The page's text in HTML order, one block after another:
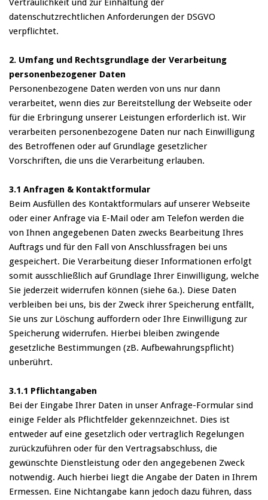
Vertraulichkeit und zur Einhaltung der
datenschutzrechtlichen Anforderungen der DSGVO
verpflichtet.
2. Umfang und Rechtsgrundlage der Verarbeitung
personenbezogener Daten
Personenbezogene Daten werden von uns nur dann
verarbeitet, wenn dies zur Bereitstellung der Webseite oder
für die Erbringung unserer Leistungen erforderlich ist. Wir
verarbeiten personenbezogene Daten nur nach Einwilligung
des Betroffenen oder auf Grundlage gesetzlicher
Vorschriften, die uns die Verarbeitung erlauben.
3.1 Anfragen & Kontaktformular
Beim Ausfüllen des Kontaktformulars auf unserer Webseite
oder einer Anfrage via E-Mail oder am Telefon werden die
von Ihnen angegebenen Daten zwecks Bearbeitung Ihres
Auftrags und für den Fall von Anschlussfragen bei uns
gespeichert. Die Verarbeitung dieser Informationen erfolgt
somit ausschließlich auf Grundlage Ihrer Einwilligung, welche
Sie jederzeit widerrufen können (siehe 6a.). Diese Daten
verbleiben bei uns, bis der Zweck ihrer Speicherung entfällt,
Sie uns zur Löschung auffordern oder Ihre Einwilligung zur
Speicherung widerrufen. Hierbei bleiben zwingende
gesetzliche Bestimmungen (zB. Aufbewahrungspflicht)
unberührt.
3.1.1 Pflichtangaben
Bei der Eingabe Ihrer Daten in unser Anfrage-Formular sind
einige Felder als Pflichtfelder gekennzeichnet. Dies ist
entweder auf eine gesetzlich oder vertraglich Regelungen
zurückzuführen oder für den Vertragsabschluss, die
gewünschte Dienstleistung oder den angegebenen Zweck
notwendig. Auch hierbei liegt die Angabe der Daten in Ihrem
Ermessen. Eine Nichtangabe kann jedoch dazu führen, dass